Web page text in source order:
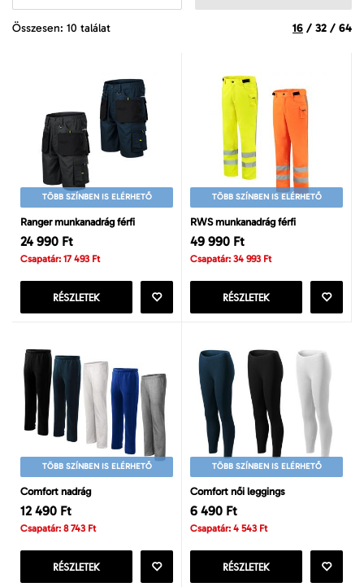
Összesen: 10 találat 16 / 32 / 64
TÖBB SZÍNBEN IS ELÉRHETŐ
Ranger munkanadrág férfi
24 990 Ft
Csapatár: 17 493 Ft
RÉSZLETEK
TÖBB SZÍNBEN IS ELÉRHETŐ
RWS munkanadrág férfi
49 990 Ft
Csapatár: 34 993 Ft
RÉSZLETEK
TÖBB SZÍNBEN IS ELÉRHETŐ
Comfort nadrág
12 490 Ft
Csapatár: 8 743 Ft
RÉSZLETEK
TÖBB SZÍNBEN IS ELÉRHETŐ
Comfort női leggings
6 490 Ft
Csapatár: 4 543 Ft
RÉSZLETEK